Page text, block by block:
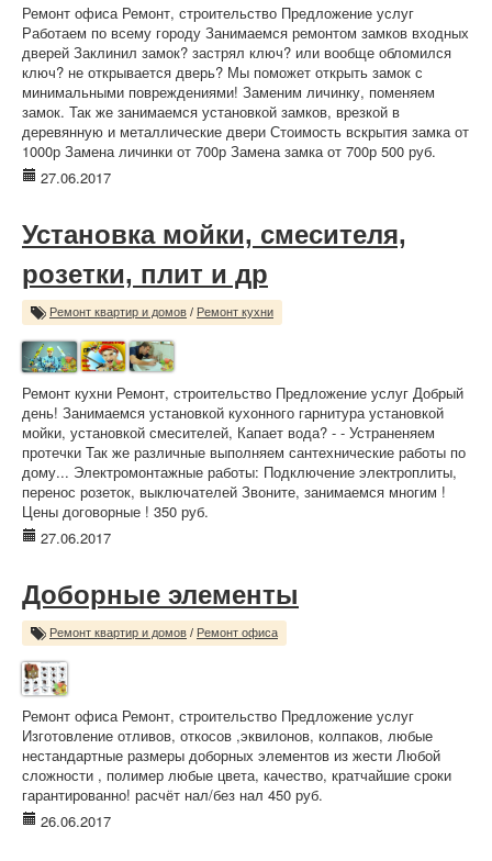
Ремонт офиса Ремонт, строительство Предложение услуг
Работаем по всему городу Занимаемся ремонтом замков входных
дверей Заклинил замок? застрял ключ? или вообще обломился
ключ? не открывается дверь? Мы поможет открыть замок с
минимальными повреждениями! Заменим личинку, поменяем
замок. Так же занимаемся установкой замков, врезкой в
деревянную и металлические двери Стоимость вскрытия замка от
1000р Замена личинки от 700р Замена замка от 700р 500 руб.
27.06.2017
Установка мойки, смесителя,
розетки, плит и др
Ремонт квартир и домов / Ремонт кухни
Ремонт кухни Ремонт, строительство Предложение услуг Добрый
день! Занимаемся установкой кухонного гарнитура установкой
мойки, установкой смесителей, Капает вода? - - Устраненяем
протечки Так же различные выполняем сантехнические работы по
дому... Электромонтажные работы: Подключение электроплиты,
перенос розеток, выключателей Звоните, занимаемся многим !
Цены договорные ! 350 руб.
27.06.2017
Доборные элементы
Ремонт квартир и домов / Ремонт офиса
Ремонт офиса Ремонт, строительство Предложение услуг
Изготовление отливов, откосов ,эквилонов, колпаков, любые
нестандартные размеры доборных элементов из жести Любой
сложности , полимер любые цвета, качество, кратчайшие сроки
гарантированно! расчёт нал/без нал 450 руб.
26.06.2017